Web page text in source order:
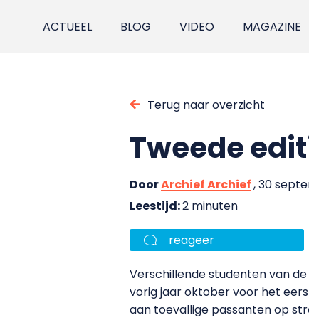
ACTUEEL BLOG VIDEO MAGAZINE
Terug naar overzicht
Tweede
DoorArchief Archief, 30
Leestijd:2 minuten
reageer
Verschillende studenten van
vorig jaar oktober voor het
aan toevallige passanten op